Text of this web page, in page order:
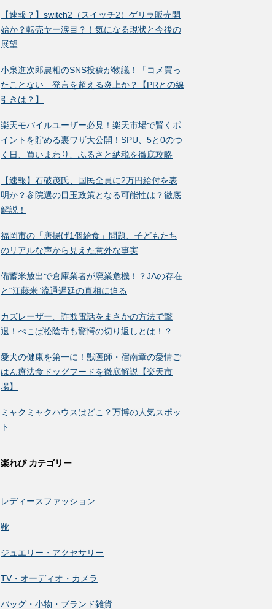
【速報？】switch2（スイッチ2）ゲリラ販売開
始か？転売ヤー涙目？！気になる現状と今後の
展望
小泉進次郎農相のSNS投稿が物議！「コメ買っ
たことない」発言を超える炎上か？【PRとの線
引きは？】
楽天モバイルユーザー必見！楽天市場で賢くポ
イントを貯める裏ワザ大公開！SPU、5と0のつ
く日、買いまわり、ふるさと納税を徹底攻略
【速報】石破茂氏、国民全員に2万円給付を表
明か？参院選の目玉政策となる可能性は？徹底
解説！
福岡市の「唐揚げ1個給食」問題、子どもたち
のリアルな声から見えた意外な事実
備蓄米放出で倉庫業者が廃業危機！？JAの存在
と“江藤米”流通遅延の真相に迫る
カズレーザー、詐欺電話をまさかの方法で撃
退！ぺこぱ松陰寺も驚愕の切り返しとは！？
愛犬の健康を第一に！獣医師・宿南章の愛情ご
はん療法食ドッグフードを徹底解説【楽天市
場】
ミャクミャクハウスはどこ？万博の人気スポッ
ト
楽れび カテゴリー
レディースファッション
靴
ジュエリー・アクセサリー
TV・オーディオ・カメラ
バッグ・小物・ブランド雑貨